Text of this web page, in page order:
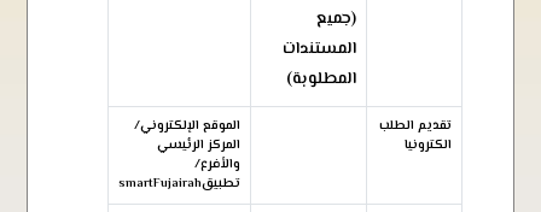
(جميع
المستندات
المطلوبة)
تقديم الطلب
الكترونيا
الموقع الإلكتروني/
المركز الرئيسي
والأفرع/
تطبيقsmartFujairah